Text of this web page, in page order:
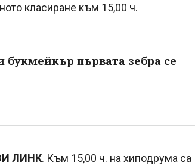
класиране към 15,00 ч.
букмейкър първата зебра се
ЛИНК. Към 15,00 ч. на хиподрума са